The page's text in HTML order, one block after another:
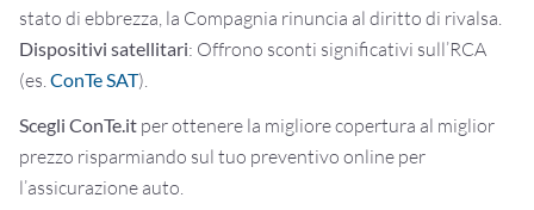
stato di ebbrezza, la Compagnia rinuncia al diritto di rivalsa.
Dispositivi satellitari: Offrono sconti significativi sull’RCA
(es. ConTe SAT).
Scegli ConTe.it per ottenere la migliore copertura al miglior
prezzo risparmiando sul tuo preventivo online per
l’assicurazione auto.